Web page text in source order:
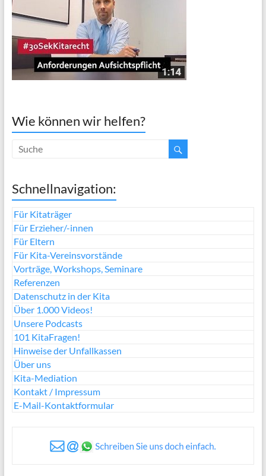
Wie können wir helfen?
Schnellnavigation:
Für Kitaträger
Für Erzieher/-innen
Für Eltern
Für Kita-Vereinsvorstände
Vorträge, Workshops, Seminare
Referenzen
Datenschutz in der Kita
Über 1.000 Videos!
Unsere Podcasts
101 KitaFragen!
Hinweise der Unfallkassen
Über uns
Kita-Mediation
Kontakt / Impressum
E-Mail-Kontaktformular